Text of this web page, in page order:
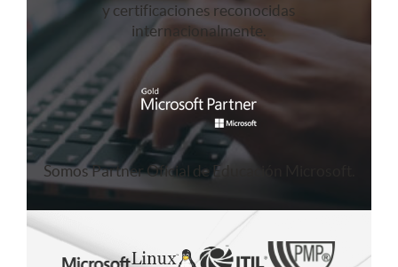
y certificaciones reconocidas
internacionalmente.
Somos Partner Oficial de Educación Microsoft.